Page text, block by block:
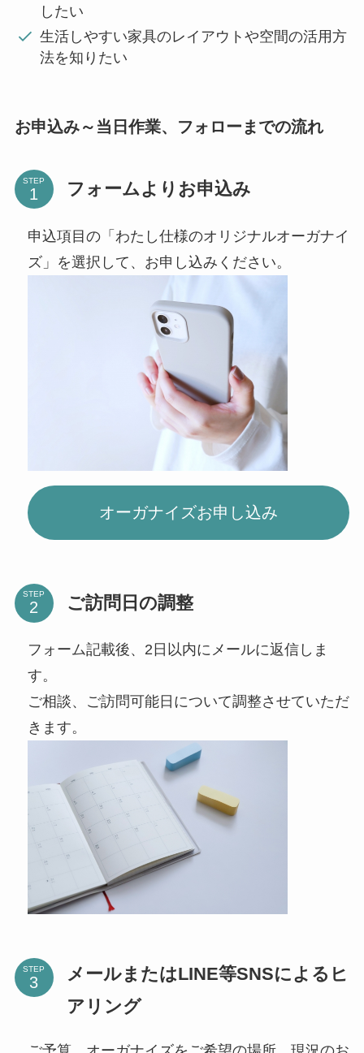
したい
生活しやすい家具のレイアウトや空間の活用方
法を知りたい
お申込み～当日作業、フォローまでの流れ
STEP フォームよりお申込み
申込項目の「わたし仕様のオリジナルオーガナイ
ズ」を選択して、お申し込みください。
オーガナイズお申し込み
STEP ご訪問日の調整
フォーム記載後、2日以内にメールに返信しま
す。
ご相談、ご訪問可能日について調整させていただ
きます。
STEP
メールまたはLINE等SNSによるヒ
アリング